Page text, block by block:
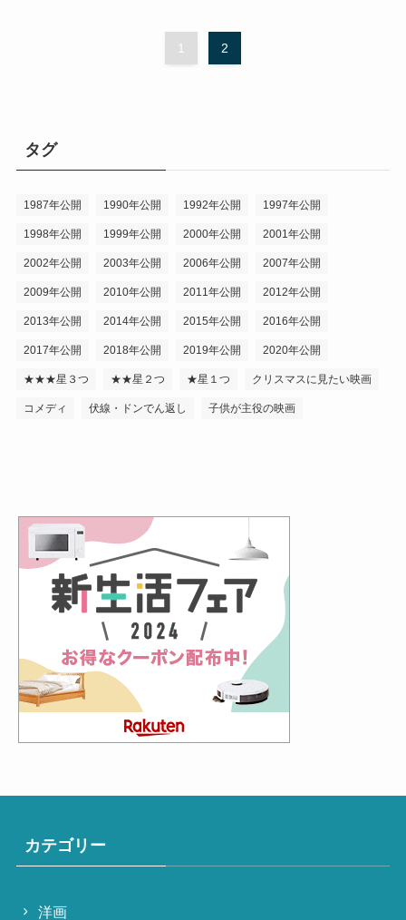
1 2
タグ
1987年公開 1990年公開 1992年公開 1997年公開
1998年公開 1999年公開 2000年公開 2001年公開
2002年公開 2003年公開 2006年公開 2007年公開
2009年公開 2010年公開 2011年公開 2012年公開
2013年公開 2014年公開 2015年公開 2016年公開
2017年公開 2018年公開 2019年公開 2020年公開
★★★星３つ ★★星２つ ★星１つ クリスマスに見たい映画
コメディ 伏線・ドンでん返し 子供が主役の映画
カテゴリー
洋画